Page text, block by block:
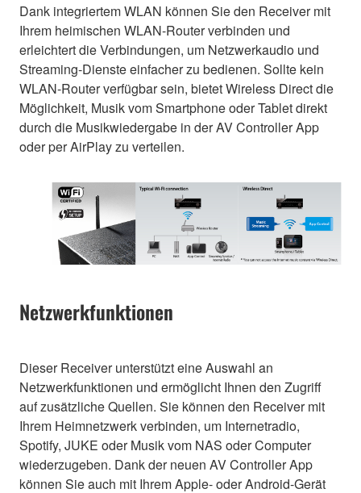
Dank integriertem WLAN können Sie den Receiver mit
Ihrem heimischen WLAN-Router verbinden und
erleichtert die Verbindungen, um Netzwerkaudio und
Streaming-Dienste einfacher zu bedienen. Sollte kein
WLAN-Router verfügbar sein, bietet Wireless Direct die
Möglichkeit, Musik vom Smartphone oder Tablet direkt
durch die Musikwiedergabe in der AV Controller App
oder per AirPlay zu verteilen.
Netzwerkfunktionen
Dieser Receiver unterstützt eine Auswahl an
Netzwerkfunktionen und ermöglicht Ihnen den Zugriff
auf zusätzliche Quellen. Sie können den Receiver mit
Ihrem Heimnetzwerk verbinden, um Internetradio,
Spotify, JUKE oder Musik vom NAS oder Computer
wiederzugeben. Dank der neuen AV Controller App
können Sie auch mit Ihrem Apple- oder Android-Gerät